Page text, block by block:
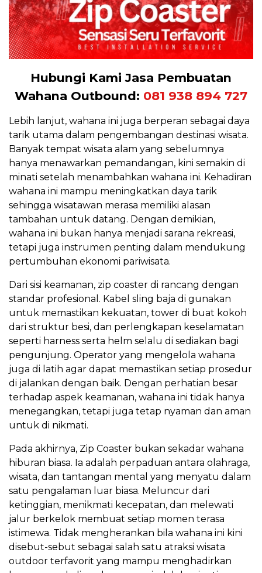
Hubungi Kami Jasa Pembuatan
Wahana Outbound: 081 938 894 727
Lebih lanjut, wahana ini juga berperan sebagai daya
tarik utama dalam pengembangan destinasi wisata.
Banyak tempat wisata alam yang sebelumnya
hanya menawarkan pemandangan, kini semakin di
minati setelah menambahkan wahana ini. Kehadiran
wahana ini mampu meningkatkan daya tarik
sehingga wisatawan merasa memiliki alasan
tambahan untuk datang. Dengan demikian,
wahana ini bukan hanya menjadi sarana rekreasi,
tetapi juga instrumen penting dalam mendukung
pertumbuhan ekonomi pariwisata.
Dari sisi keamanan, zip coaster di rancang dengan
standar profesional. Kabel sling baja di gunakan
untuk memastikan kekuatan, tower di buat kokoh
dari struktur besi, dan perlengkapan keselamatan
seperti harness serta helm selalu di sediakan bagi
pengunjung. Operator yang mengelola wahana
juga di latih agar dapat memastikan setiap prosedur
di jalankan dengan baik. Dengan perhatian besar
terhadap aspek keamanan, wahana ini tidak hanya
menegangkan, tetapi juga tetap nyaman dan aman
untuk di nikmati.
Pada akhirnya, Zip Coaster bukan sekadar wahana
hiburan biasa. Ia adalah perpaduan antara olahraga,
wisata, dan tantangan mental yang menyatu dalam
satu pengalaman luar biasa. Meluncur dari
ketinggian, menikmati kecepatan, dan melewati
jalur berkelok membuat setiap momen terasa
istimewa. Tidak mengherankan bila wahana ini kini
disebut-sebut sebagai salah satu atraksi wisata
outdoor terfavorit yang mampu menghadirkan